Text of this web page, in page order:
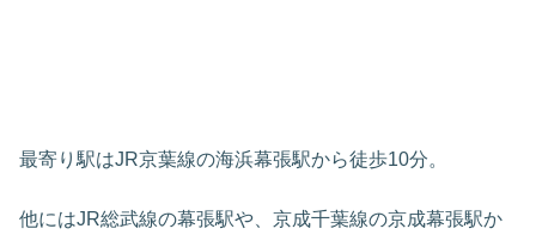
最寄り駅はJR京葉線の海浜幕張駅から徒歩10分。
他にはJR総武線の幕張駅や、京成千葉線の京成幕張駅か